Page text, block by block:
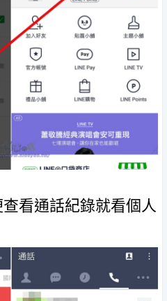
看通話紀錄就看個人